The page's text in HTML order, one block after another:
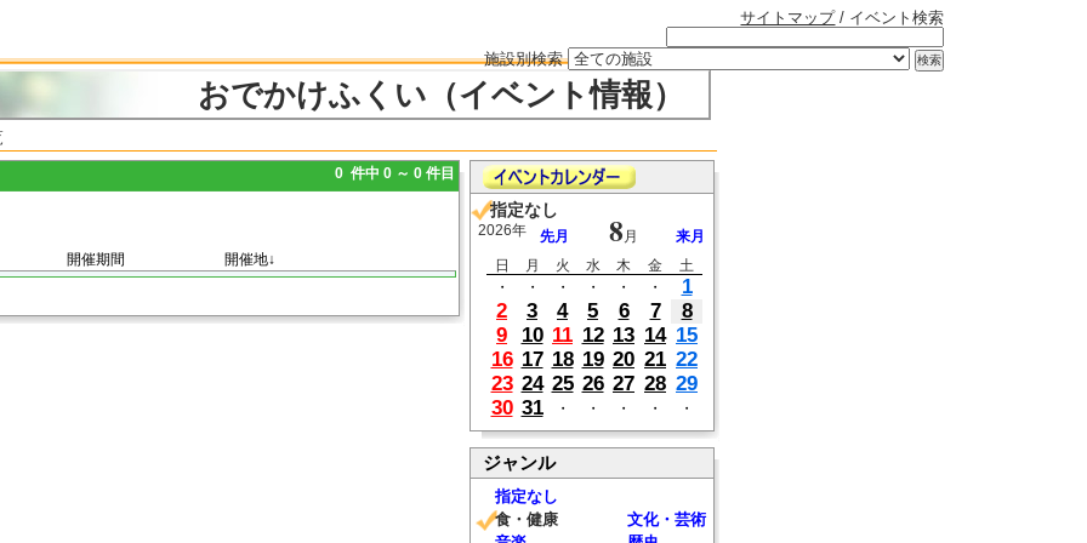
サイトマップ/ イベント検索
施設別検索
おでかけふくい（イベント情報）
0 件中 0 ～ 0 件目
開催期間 開催地↓
指定なし
2026年 先月 8 月
来月
日
月 火 水 木 金
土
・
・ ・ ・ ・ ・
1
2
3 4 5 6 7
8
9
10 11 12 13 14 15
16 17 18 19 20 21 22
23 24 25 26 27 28 29
30 31 ・ ・ ・ ・ ・
ジャンル
指定なし
食・健康
文化・芸術